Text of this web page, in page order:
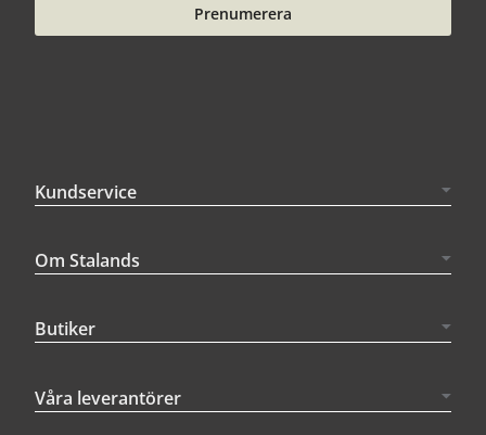
Prenumerera
Kundservice
Om Stalands
Butiker
Våra leverantörer